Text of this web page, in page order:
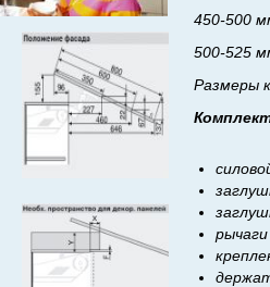
450-500
500-525
Размеры